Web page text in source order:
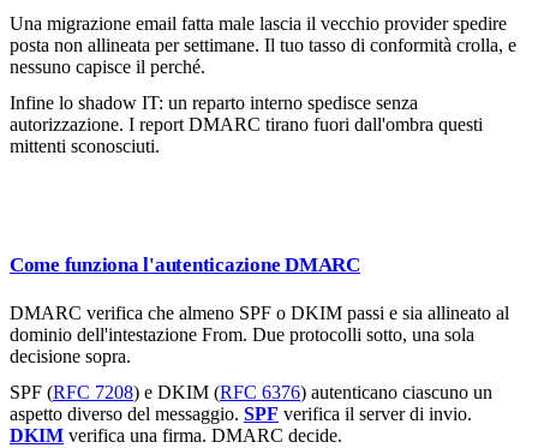
Una migrazione email fatta male lascia il vecchio provider spedire
posta non allineata per settimane. Il tuo tasso di conformità crolla, e
nessuno capisce il perché.
Infine lo shadow IT: un reparto interno spedisce senza
autorizzazione. I report DMARC tirano fuori dall'ombra questi
mittenti sconosciuti.
Come funziona l'autenticazione DMARC
DMARC verifica che almeno SPF o DKIM passi e sia allineato al
dominio dell'intestazione From. Due protocolli sotto, una sola
decisione sopra.
SPF (RFC 7208) e DKIM (RFC 6376) autenticano ciascuno un
aspetto diverso del messaggio. SPF verifica il server di invio.
DKIM verifica una firma. DMARC decide.